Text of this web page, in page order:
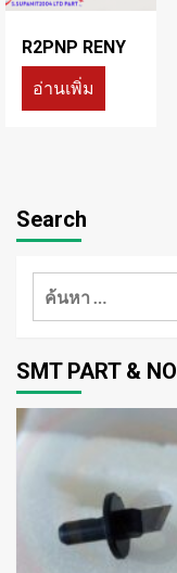
R2PNP RENY
อ่านเพิ่ม
Search
ค้นหา
SMT PART &